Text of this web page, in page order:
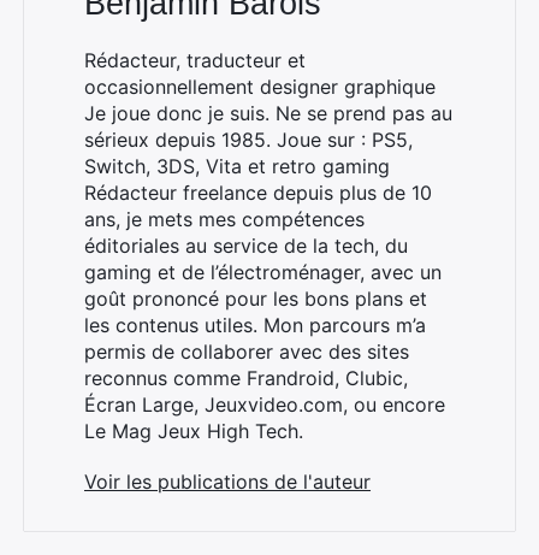
Rédacteur, traducteur et
occasionnellement designer graphique
Je joue donc je suis. Ne se prend pas au
sérieux depuis 1985. Joue sur : PS5,
Switch, 3DS, Vita et retro gaming
Rédacteur freelance depuis plus de 10
ans, je mets mes compétences
éditoriales au service de la tech, du
gaming et de l’électroménager, avec un
goût prononcé pour les bons plans et
les contenus utiles. Mon parcours m’a
permis de collaborer avec des sites
reconnus comme Frandroid, Clubic,
Écran Large, Jeuxvideo.com, ou encore
Le Mag Jeux High Tech.
Voir les publications de l'auteur
Rechercher
: